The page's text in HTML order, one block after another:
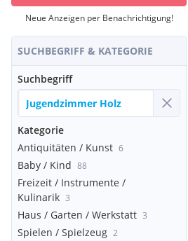
Neue Anzeigen per Benachrichtigung!
SUCHBEGRIFF & KATEGORIE
Suchbegriff
Kategorie
Antiquitäten / Kunst 6
Baby / Kind 88
Freizeit / Instrumente /
Kulinarik 3
Haus / Garten / Werkstatt 3
Spielen / Spielzeug 2